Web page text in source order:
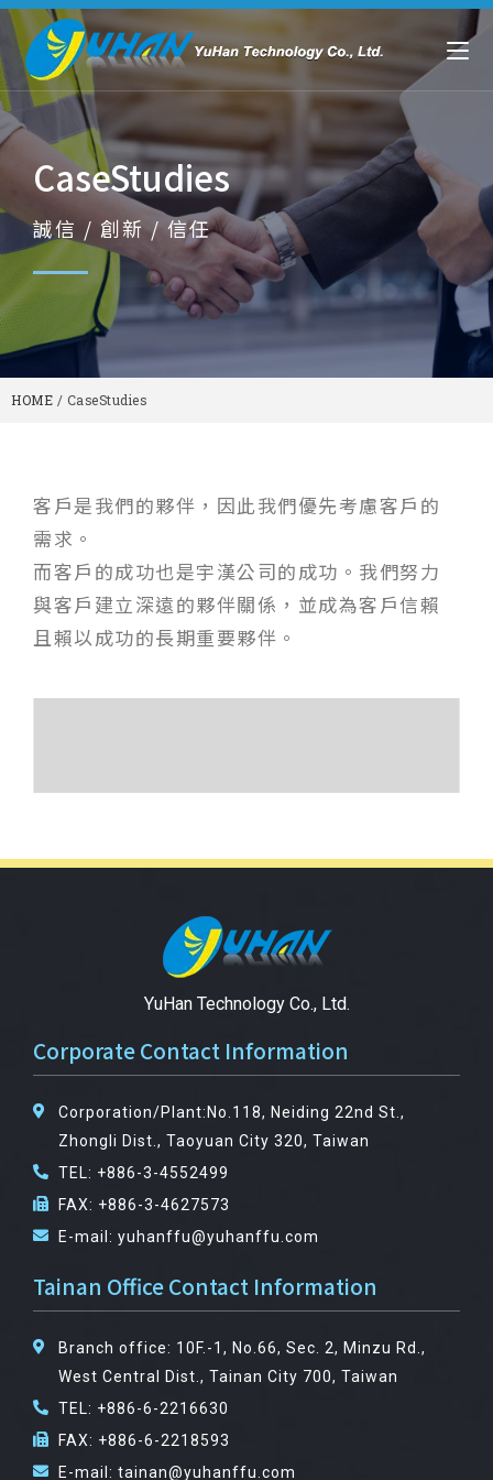
CaseStudies
誠信 / 創新 / 信任
HOME / CaseStudies
客戶是我們的夥伴，因此我們優先考慮客戶的
需求。
而客戶的成功也是宇漢公司的成功。我們努力
與客戶建立深遠的夥伴關係，並成為客戶信賴
且賴以成功的長期重要夥伴。
YuHan Technology Co., Ltd.
Corporate Contact Information
Corporation/Plant:No.118, Neiding 22nd St.,
Zhongli Dist., Taoyuan City 320, Taiwan
TEL: +886-3-4552499
FAX: +886-3-4627573
E-mail: yuhanffu@yuhanffu.com
Tainan Office Contact Information
Branch office: 10F.-1, No.66, Sec. 2, Minzu Rd.,
West Central Dist., Tainan City 700, Taiwan
TEL: +886-6-2216630
FAX: +886-6-2218593
E-mail: tainan@yuhanffu.com